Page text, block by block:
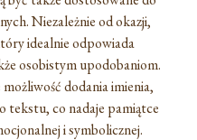
Niezależnie od okazji,
idealnie odpowiada
osobistym upodobaniom.
dodania imienia,
tekstu, co nadaje pamiątce
i symbolicznej.